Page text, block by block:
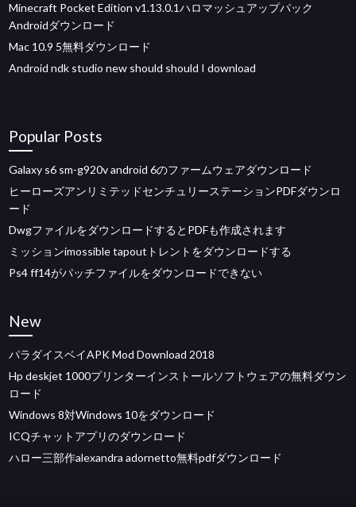
Minecraft Pocket Edition v1.13.0.1ハロマッシュアップパック
Androidダウンロード
Mac 10.9 5無料ダウンロード
Android ndk studio new should should I download
Popular Posts
Galaxy s6 sm-g920v android 6のファームウェアダウンロード
ヒーローズアンリミテッドセンチュリーステーションPDFダウンロ
ード
DwgファイルをダウンロードするとPDFも作成されます
ミッションimossible tapoutトレントをダウンロードする
Ps4 ff14がパッチファイルをダウンロードできない
New
パラダイスベイAPK Mod Download 2018
Hp deskjet 1000プリンターインストールソフトウェアの無料ダウン
ロード
Windows 8対Windows 10をダウンロード
ICQチャットアプリのダウンロード
ハロー三部作alexandra adornetto無料pdfダウンロード